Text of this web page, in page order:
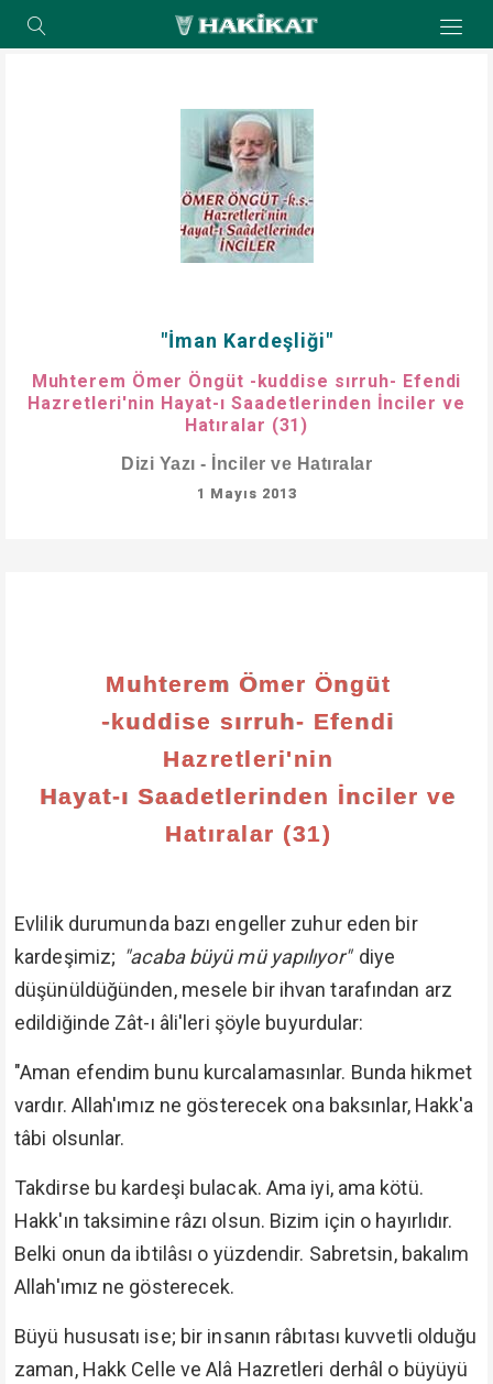
"İman Kardeşliği"
Muhterem Ömer Öngüt -kuddise sırruh- Efendi
Hazretleri'nin Hayat-ı Saadetlerinden İnciler ve
Hatıralar (31)
Dizi Yazı - İnciler ve Hatıralar
1 Mayıs 2013
Muhterem Ömer Öngüt
-kuddise sırruh- Efendi
Hazretleri'nin
Hayat-ı Saadetlerinden İnciler ve
Hatıralar (31)
Evlilik durumunda bazı engeller zuhur eden bir
kardeşimiz; "acaba büyü mü yapılıyor" diye
düşünüldüğünden, mesele bir ihvan tarafından arz
edildiğinde Zât-ı âli'leri şöyle buyurdular:
"Aman efendim bunu kurcalamasınlar. Bunda hikmet
vardır. Allah'ımız ne gösterecek ona baksınlar, Hakk'a
tâbi olsunlar.
Takdirse bu kardeşi bulacak. Ama iyi, ama kötü.
Hakk'ın taksimine râzı olsun. Bizim için o hayırlıdır.
Belki onun da ibtilâsı o yüzdendir. Sabretsin, bakalım
Allah'ımız ne gösterecek.
Büyü hususatı ise; bir insanın râbıtası kuvvetli olduğu
zaman, Hakk Celle ve Alâ Hazretleri derhâl o büyüyü